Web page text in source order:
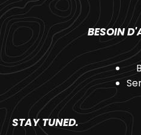
BESOIN
STAY TUNED.